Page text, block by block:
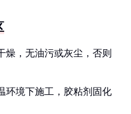
燥，无油污或灰尘，否则
环境下施工，胶粘剂固化